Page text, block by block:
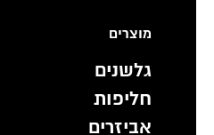
מוצרים
גלשנים
חליפות
אביזרים